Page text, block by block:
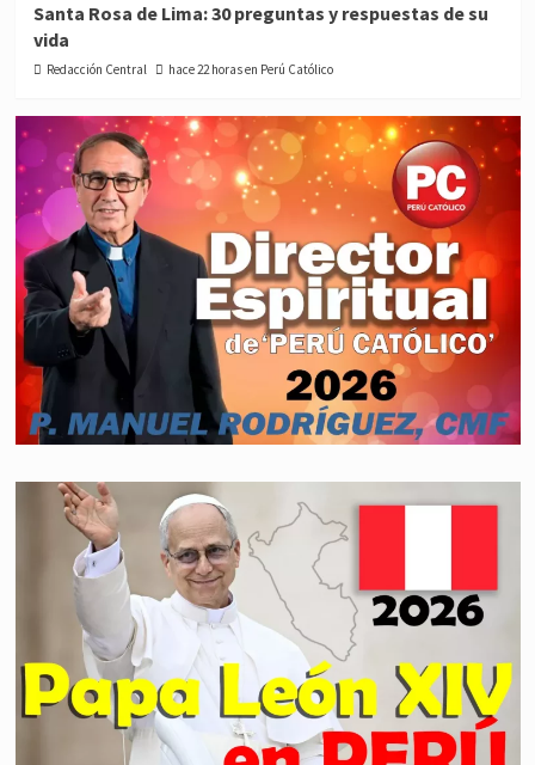
Santa Rosa de Lima: 30 preguntas y respuestas de su
vida
Redacción Central hace 22 horas en Perú Católico